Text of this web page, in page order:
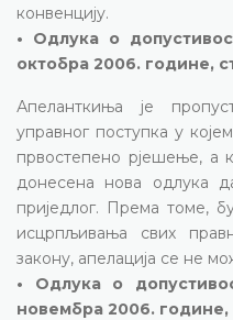
конвенцију.
• Одлука о
октобра 2006. године,
Апеланткиња је
управног поступка у
првостепено рјешење, а
донесена нова одлука
приједлог. Према томе,
исцрпљивања свих
закону, апелација се не
• Одлука о
новембра 2006. године,